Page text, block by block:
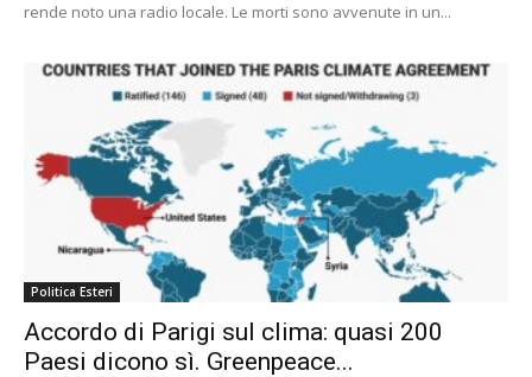
rende noto una radio locale. Le morti sono avvenute in un...
Politica Esteri
Accordo di Parigi sul clima: quasi 200
Paesi dicono sì. Greenpeace...